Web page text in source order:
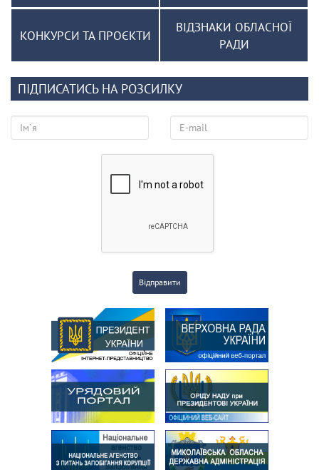
КОНКУРСИ ТА ПРОЄКТИ
ВІДЗНАКИ ОБЛАСНОЇ
РАДИ
ПІДПИСАТИСЬ НА РОЗСИЛКУ
Відправити